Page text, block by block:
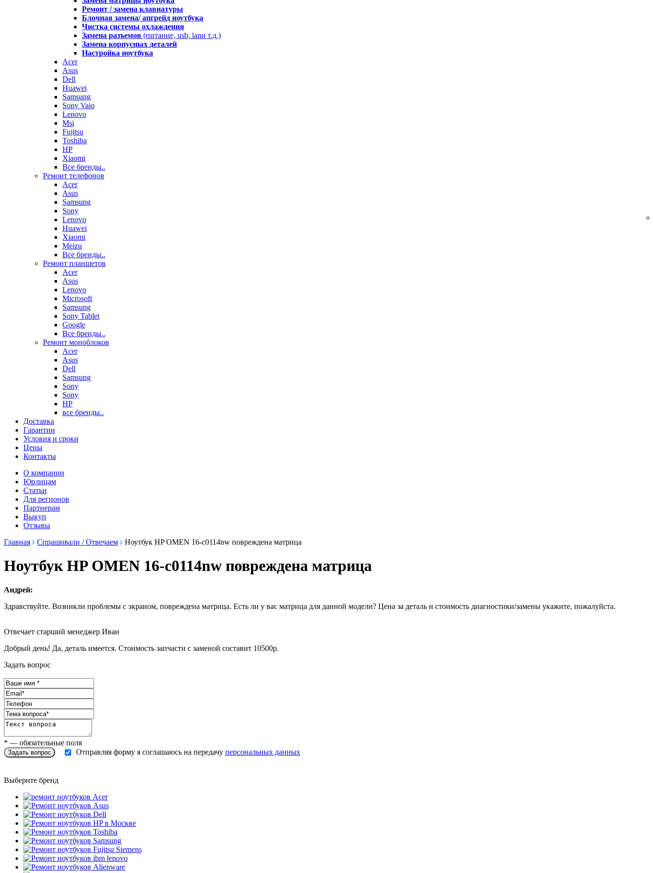
Ремонт / замена клавиатуры
Блочная замена/ апгрейд ноутбука
Чистка системы охлаждения
Замена разъемов (питание, usb, lanи т.д.)
Замена корпусных деталей
Настройка ноутбука
Acer
Asus
Dell
Huawei
Samsung
Sony Vaio
Lenovo
Msi
Fujitsu
Toshiba
HP
Xiaomi
Все бренды..
Ремонт телефонов
Acer
Asus
Samsung
Sony
Lenovo
Huawei
Xiaomi
Meizu
Все бренды..
Ремонт планшетов
Acer
Asus
Lenovo
Microsoft
Samsung
Sony Tablet
Google
Все бренды..
Ремонт моноблоков
Acer
Asus
Dell
Samsung
Sony
Sony
HP
все бренды..
Доставка
Гарантии
Условия и сроки
Цены
Контакты
О компании
Юрлицам
Статьи
Для регионов
Партнерам
Выкуп
Отзывы
Главная
Спрашивали / Отвечаем Ноутбук HP OMEN 16-c0114nw повреждена матрица
Ноутбук HP OMEN 16-c0114nw повреждена матрица
Андрей:
Здравствуйте. Возникли проблемы с экраном, повреждена матрица. Есть ли у вас матрица для данной модели? Цена за деталь и стоимость диагностики/замены укажите, пожалуйста.
Отвечает старший менеджер Иван
Добрый день! Да, деталь имеется. Стоимость запчасти с заменой составит 10500р.
Задать вопрос
* — обязательные поля
Отправляя форму я соглашаюсь на передачу персональных данных
Выберите бренд